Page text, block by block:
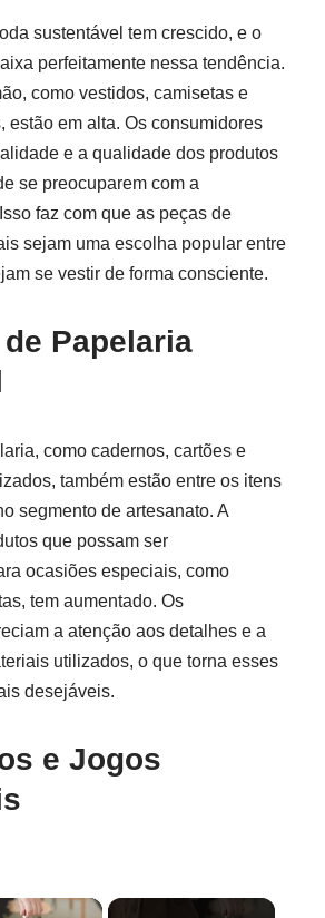
sustentável tem crescido, e o
perfeitamente nessa tendência.
como vestidos, camisetas e
estão em alta. Os consumidores
e a qualidade dos produtos
se preocuparem com a
faz com que as peças de
sejam uma escolha popular entre
se vestir de forma consciente.
Papelaria
como cadernos, cartões e
também estão entre os itens
segmento de artesanato. A
que possam ser
ocasiões especiais, como
tem aumentado. Os
a atenção aos detalhes e a
utilizados, o que torna esses
desejáveis.
e Jogos
×